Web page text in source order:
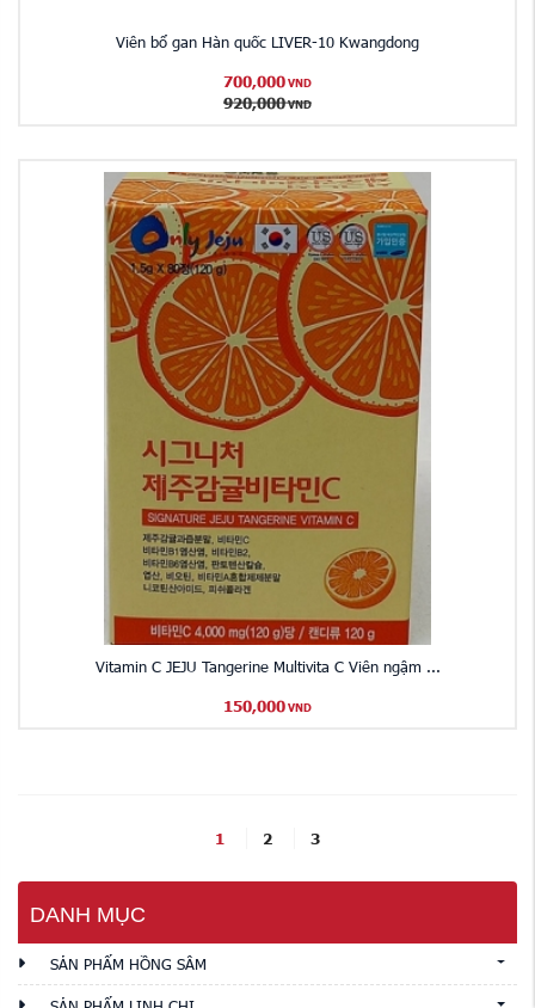
Viên bổ gan Hàn quốc LIVER-10 Kwangdong
700,000 VND
920,000 VND
Vitamin C JEJU Tangerine Multivita C Viên ngậm ...
150,000 VND
1 2 3
DANH MỤC
SẢN PHẨM HỒNG SÂM